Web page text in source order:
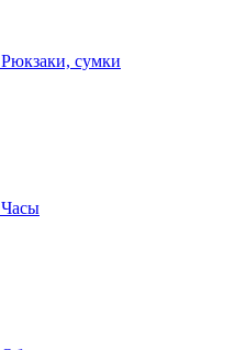
Рюкзаки, сумки
Часы